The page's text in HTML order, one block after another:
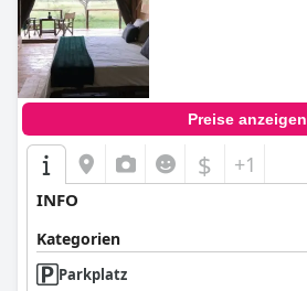
Preise anzeigen
$ +1
INFO
Kategorien
Parkplatz